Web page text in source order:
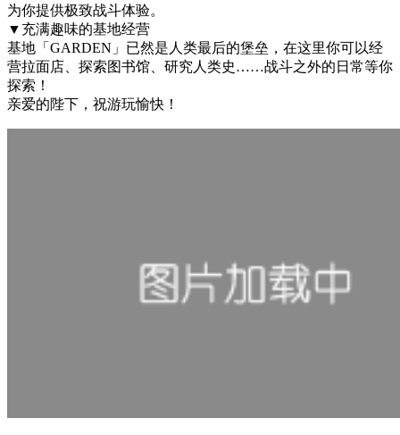
为你提供极致战斗体验。
▼充满趣味的基地经营
基地「GARDEN」已然是人类最后的堡垒，在这里你可以经
营拉面店、探索图书馆、研究人类史……战斗之外的日常等你
探索！
亲爱的陛下，祝游玩愉快！